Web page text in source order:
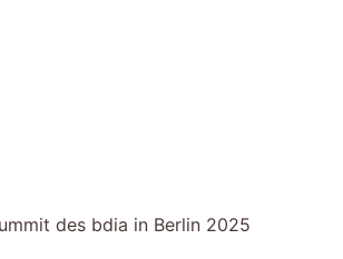
des bdia in Berlin 2025